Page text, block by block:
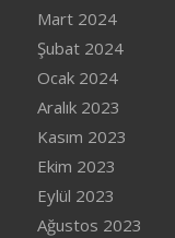
Mart 2024
Şubat 2024
Ocak 2024
Aralık 2023
Kasım 2023
Ekim 2023
Eylül 2023
Ağustos 2023